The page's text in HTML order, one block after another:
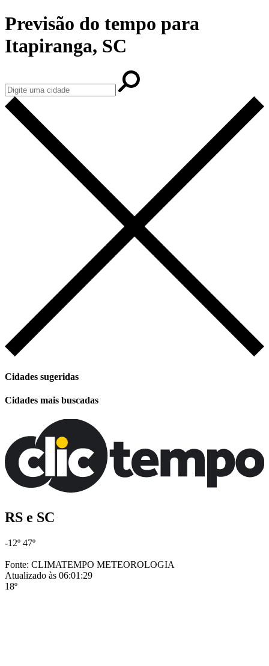
Previsão do tempo para
Itapiranga, SC
Cidades sugeridas
Cidades mais buscadas
RS e SC
-12º 47º
Fonte: CLIMATEMPO METEOROLOGIA
Atualizado às 06:01:29
18º